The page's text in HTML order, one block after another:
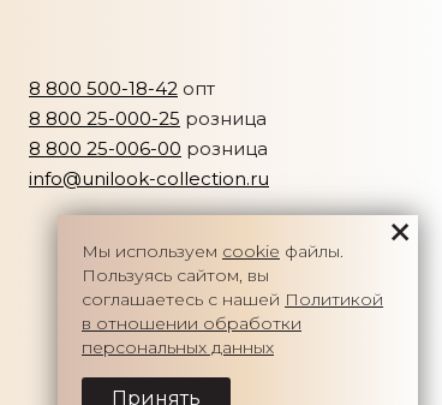
8 800 500-18-42 опт
8 800 25-000-25 розница
8 800 25-006-00 розница
info@unilook-collection.ru
Мы используем cookie файлы.
Пользуясь сайтом, вы
соглашаетесь с нашей Политикой
в отношении обработки
персональных данных
Принять